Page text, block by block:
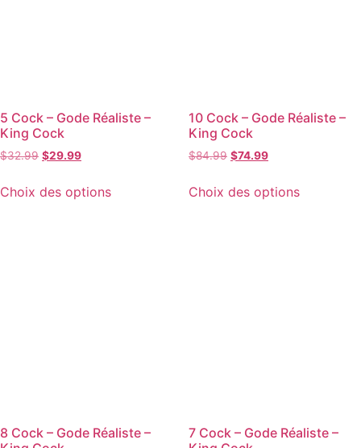
5 Cock – Gode Réaliste –
King Cock
$32.99 $29.99
Choix des options
10 Cock – Gode Réaliste –
King Cock
$84.99 $74.99
Choix des options
8 Cock – Gode Réaliste –
7 Cock – Gode Réaliste –